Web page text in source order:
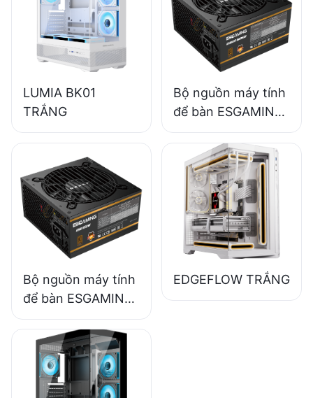
LUMIA BK01
TRẮNG
Bộ nguồn máy tính
để bàn ESGAMING
650W chất lượng
cao, hiệu suất 85%,
dạng module đầy
đủ, chuẩn 80+
Bronze ESB650W
Bộ nguồn máy tính
để bàn ESGAMING
550W chất lượng
cao, hiệu suất 85%,
đạt chuẩn 80+
Bronze ESB550W
EDGEFLOW TRẮNG